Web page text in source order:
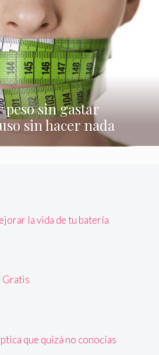
sin gastar
sin hacer nada
la vida de tu batería
Gratis
que quizá no conocías